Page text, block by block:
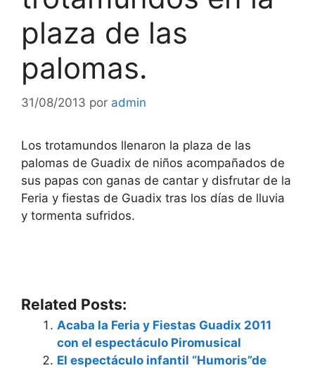
plaza de las
palomas.
31/08/2013 por admin
Los trotamundos llenaron la plaza de las
palomas de Guadix de niños acompañados de
sus papas con ganas de cantar y disfrutar de la
Feria y fiestas de Guadix tras los días de lluvia
y tormenta sufridos.
Related Posts:
Acaba la Feria y Fiestas Guadix 2011
con el espectáculo Piromusical
El espectáculo infantil “Humoris”de